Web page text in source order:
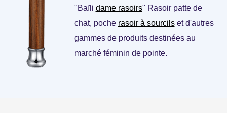
"Baïli dame rasoirs" Rasoir patte de
chat, poche rasoir à sourcilset d'autres
gammes de produits destinées au
marché féminin de pointe.